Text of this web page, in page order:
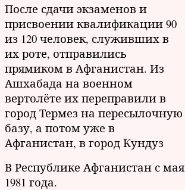
После сдачи экзаменов и
присвоении квалификации 90
из 120 человек, служивших в
их роте, отправились
прямиком в Афганистан. Из
Ашхабада на военном
вертолёте их переправили в
город Термез на пересылочную
базу, а потом уже в
Афганистан, в город Кундуз
В Республике Афганистан с мая
1981 года.